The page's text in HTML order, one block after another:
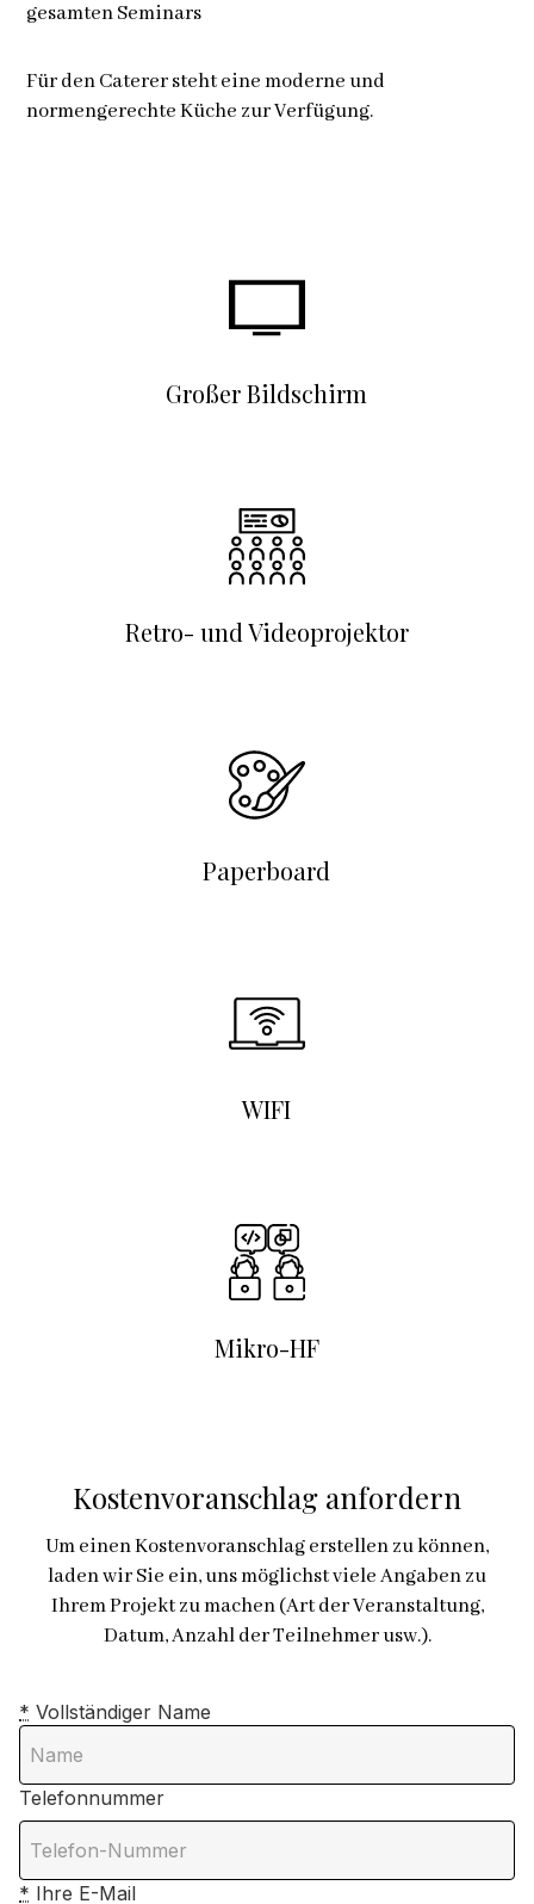
gesamten Seminars
Für den Caterer steht eine moderne und
normengerechte Küche zur Verfügung.
Großer Bildschirm
Retro- und Videoprojektor
Paperboard
WIFI
Mikro-HF
Kostenvoranschlag anfordern
Um einen Kostenvoranschlag erstellen zu können,
laden wir Sie ein, uns möglichst viele Angaben zu
Ihrem Projekt zu machen (Art der Veranstaltung,
Datum, Anzahl der Teilnehmer usw.).
* Vollständiger Name
Telefonnummer
* Ihre E-Mail